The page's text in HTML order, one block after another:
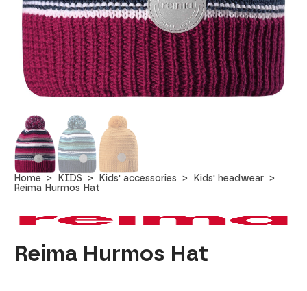
Home KIDS Kids' accessories
Kids' headwear
Reima Hurmos Hat
Reima Hurmos Hat